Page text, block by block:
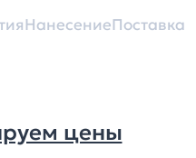
НанесениеПоставка
цены